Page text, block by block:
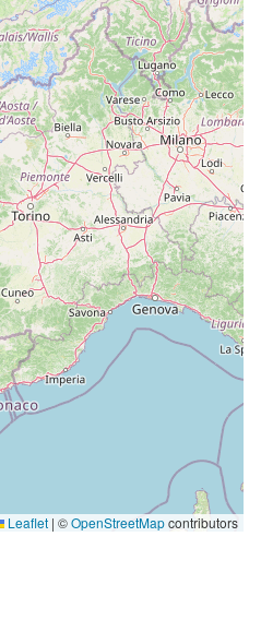
Leaflet | ©OpenStreetMapcontributors